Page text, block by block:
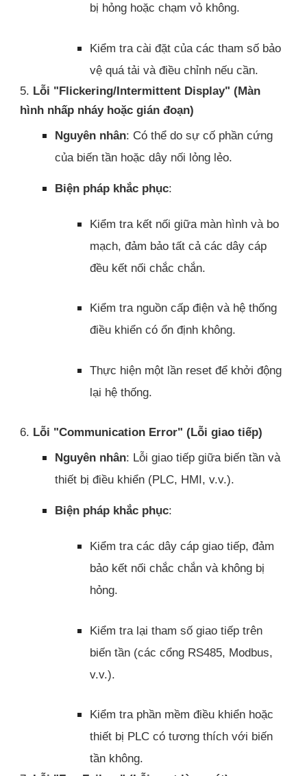
bị hỏng hoặc chạm vỏ không.
Kiểm tra cài đặt của các tham số bảo
vệ quá tải và điều chỉnh nếu cần.
5. Lỗi "Flickering/Intermittent Display" (Màn
hình nhấp nháy hoặc gián đoạn)
Nguyên nhân: Có thể do sự cố phần cứng
của biến tần hoặc dây nối lỏng lẻo.
Biện pháp khắc phục:
Kiểm tra kết nối giữa màn hình và bo
mạch, đảm bảo tất cả các dây cáp
đều kết nối chắc chắn.
Kiểm tra nguồn cấp điện và hệ thống
điều khiển có ổn định không.
Thực hiện một lần reset để khởi động
lại hệ thống.
6. Lỗi "Communication Error" (Lỗi giao tiếp)
Nguyên nhân: Lỗi giao tiếp giữa biến tần và
thiết bị điều khiển (PLC, HMI, v.v.).
Biện pháp khắc phục:
Kiểm tra các dây cáp giao tiếp, đảm
bảo kết nối chắc chắn và không bị
hỏng.
Kiểm tra lại tham số giao tiếp trên
biến tần (các cổng RS485, Modbus,
v.v.).
Kiểm tra phần mềm điều khiển hoặc
thiết bị PLC có tương thích với biến
tần không.